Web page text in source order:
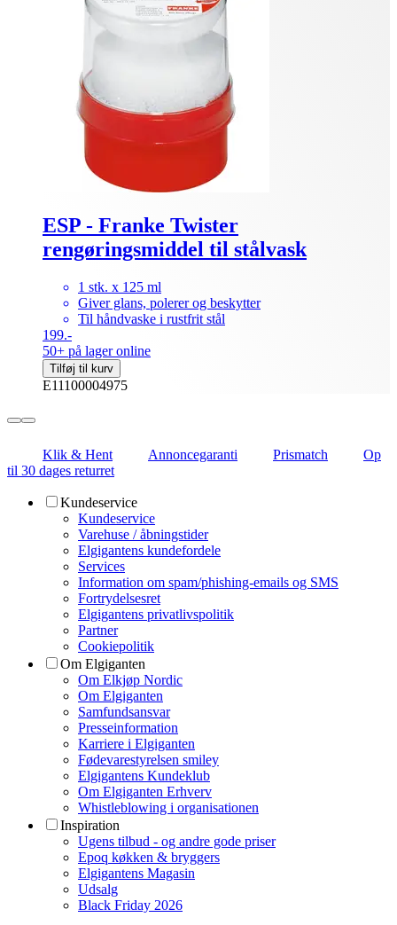
ESP - Franke Twister
rengøringsmiddel til stålvask
1 stk. x 125 ml
Giver glans, polerer og beskytter
Til håndvaske i rustfrit stål
199.-
50+ på lager online
Tilføj til kurv
E11100004975
Klik & Hent Annoncegaranti Prismatch
Op
til 30 dages returret
Kundeservice
Kundeservice
Varehuse / åbningstider
Elgigantens kundefordele
Services
Information om spam/phishing-emails og SMS
Fortrydelsesret
Elgigantens privatlivspolitik
Partner
Cookiepolitik
Om Elgiganten
Om Elkjøp Nordic
Om Elgiganten
Samfundsansvar
Presseinformation
Karriere i Elgiganten
Fødevarestyrelsen smiley
Elgigantens Kundeklub
Om Elgiganten Erhverv
Whistleblowing i organisationen
Inspiration
Ugens tilbud - og andre gode priser
Epoq køkken & bryggers
Elgigantens Magasin
Udsalg
Black Friday 2026